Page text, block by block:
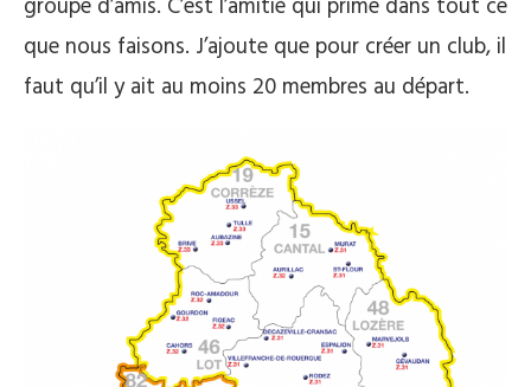
groupe d’amis. C’est l’amitié qui prime dans tout ce
que nous faisons. J’ajoute que pour créer un club, il
faut qu’il y ait au moins 20 membres au départ.